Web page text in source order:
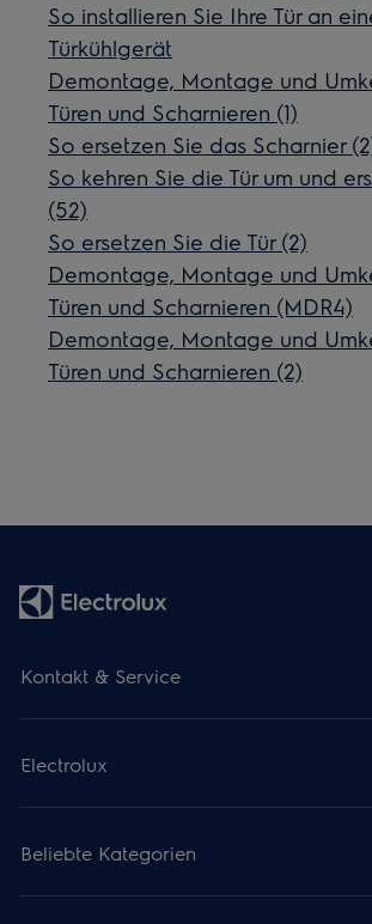
So installieren Sie Ihre Tür an
Türkühlgerät
Demontage, Montage und
Türen und Scharnieren (1)
So ersetzen Sie das Scharnier
So kehren Sie die Tür um und
(52)
So ersetzen Sie die Tür (2)
Demontage, Montage und
Türen und Scharnieren (MDR4)
Demontage, Montage und
Türen und Scharnieren (2)
Kontakt & Service
Electrolux
Beliebte Kategorien